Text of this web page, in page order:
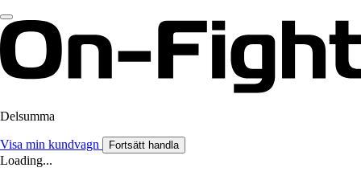
Delsumma
Visa min kundvagn Fortsätt handla
Loading...